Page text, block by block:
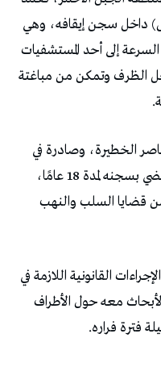
داخل سجن إيقافه، وهي
إلى أحد المستشفيات
الظرف وتمكن من مباغتة
الخطيرة، وصادرة في
شأنه أحكام قضائية سالبة للحرية تقضي بسجنه لمدة 18 عامًا،
قضايا السلب والنهب
القانونية اللازمة في
معه حول الأطراف
فترة فراره.